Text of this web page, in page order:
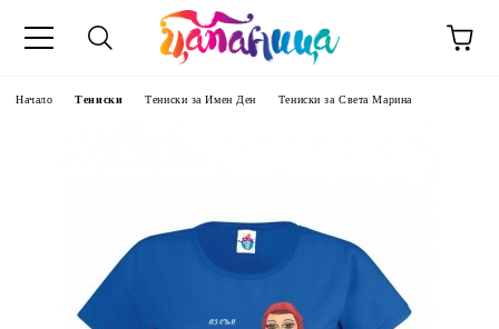
Начало Тениски Тениски за Имен Ден Тениски за Света Марина